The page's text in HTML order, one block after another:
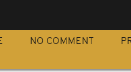
NO COMMENT